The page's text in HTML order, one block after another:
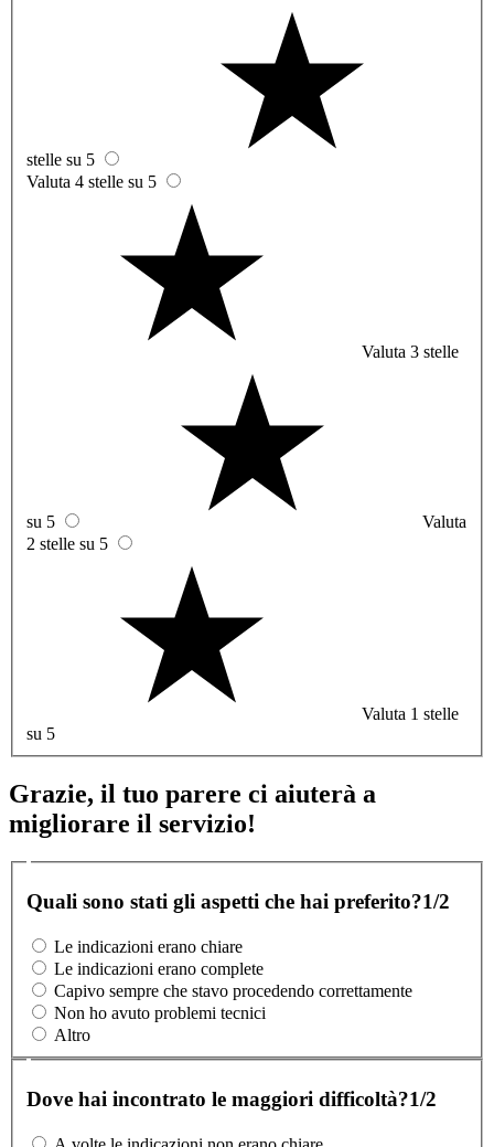
stelle su 5
Valuta 4 stelle su 5
Valuta 3 stelle
su 5
Valuta
2 stelle su 5
Valuta 1 stelle
su 5
Grazie, il tuo parere ci aiuterà a
migliorare il servizio!
Quali sono stati gli aspetti che hai preferito?1/2
Le indicazioni erano chiare
Le indicazioni erano complete
Capivo sempre che stavo procedendo correttamente
Non ho avuto problemi tecnici
Altro
Dove hai incontrato le maggiori difficoltà?1/2